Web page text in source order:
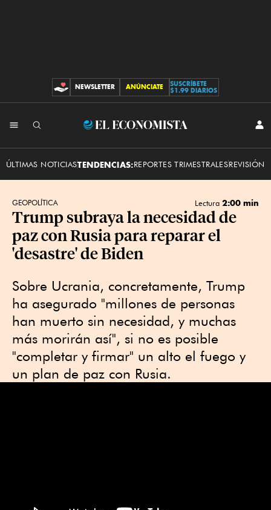
CONTRIBUCIONES
NEWSLETTER ANÚNCIATE
SUSCRÍBETE
$1.99 DIARIOS
El
ÚLTIMAS NOTICIASTENDENCIAS:REPORTES TRIMESTRALESREVISIÓN
GEOPOLÍTICA Lectura 2:00 min
Trump subraya la necesidad de
paz con Rusia para reparar el
'desastre' de Biden
Sobre Ucrania, concretamente, Trump
ha asegurado "millones de personas
han muerto sin necesidad, y muchas
más morirán así", si no es posible
"completar y firmar" un alto el fuego y
un plan de paz con Rusia.